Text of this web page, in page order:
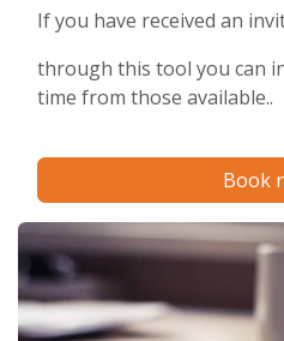
If you have received an
through this tool you can
time from those available..
You will immediately
email and for remote
the appointment, a link to
conference.
NON Prenotate più di
Eventuali prenotazioni
Book